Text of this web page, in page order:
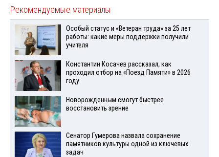
Рекомендуемые материалы
Особый статус и «Ветеран труда» за 25 лет
работы: какие меры поддержки получили
учителя
Константин Косачев рассказал, как
проходил отбор на «Поезд Памяти» в 2026
году
Новорожденным смогут быстрее
восстановить зрение
Сенатор Гумерова назвала сохранение
памятников культуры одной из ключевых
задач